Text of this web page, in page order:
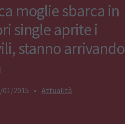
moglie sbarca in
single aprite i
stanno arrivando
01/2015 • Attualità